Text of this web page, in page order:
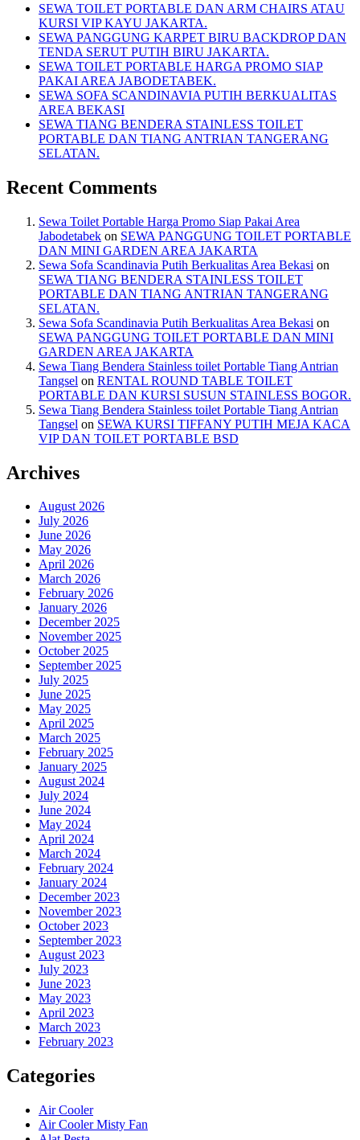
SEWA TOILET PORTABLE DAN ARM CHAIRS ATAU
KURSI VIP KAYU JAKARTA.
SEWA PANGGUNG KARPET BIRU BACKDROP DAN
TENDA SERUT PUTIH BIRU JAKARTA.
SEWA TOILET PORTABLE HARGA PROMO SIAP
PAKAI AREA JABODETABEK.
SEWA SOFA SCANDINAVIA PUTIH BERKUALITAS
AREA BEKASI
SEWA TIANG BENDERA STAINLESS TOILET
PORTABLE DAN TIANG ANTRIAN TANGERANG
SELATAN.
Recent Comments
Sewa Toilet Portable Harga Promo Siap Pakai Area
Jabodetabek on SEWA PANGGUNG TOILET PORTABLE
DAN MINI GARDEN AREA JAKARTA
Sewa Sofa Scandinavia Putih Berkualitas Area Bekasi on
SEWA TIANG BENDERA STAINLESS TOILET
PORTABLE DAN TIANG ANTRIAN TANGERANG
SELATAN.
Sewa Sofa Scandinavia Putih Berkualitas Area Bekasi on
SEWA PANGGUNG TOILET PORTABLE DAN MINI
GARDEN AREA JAKARTA
Sewa Tiang Bendera Stainless toilet Portable Tiang Antrian
Tangsel on RENTAL ROUND TABLE TOILET
PORTABLE DAN KURSI SUSUN STAINLESS BOGOR.
Sewa Tiang Bendera Stainless toilet Portable Tiang Antrian
Tangsel on SEWA KURSI TIFFANY PUTIH MEJA KACA
VIP DAN TOILET PORTABLE BSD
Archives
August 2026
July 2026
June 2026
May 2026
April 2026
March 2026
February 2026
January 2026
December 2025
November 2025
October 2025
September 2025
July 2025
June 2025
May 2025
April 2025
March 2025
February 2025
January 2025
August 2024
July 2024
June 2024
May 2024
April 2024
March 2024
February 2024
January 2024
December 2023
November 2023
October 2023
September 2023
August 2023
July 2023
June 2023
May 2023
April 2023
March 2023
February 2023
Categories
Air Cooler
Air Cooler Misty Fan